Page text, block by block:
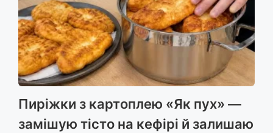
Пиріжки з картоплею «Як пух» —
замішую тісто на кефірі й залишаю